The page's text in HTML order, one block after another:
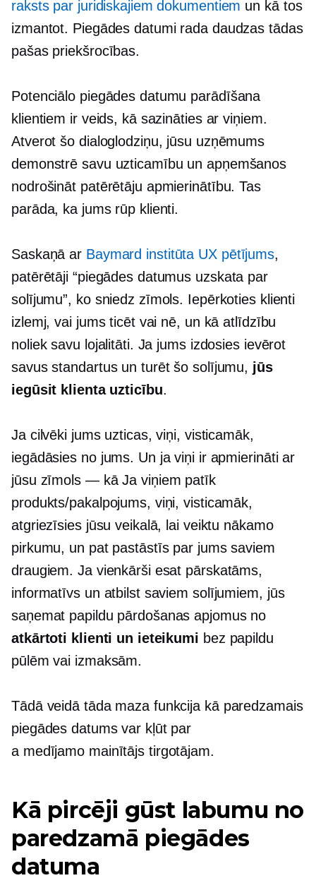
raksts par juridiskajiem dokumentiem un kā tos
izmantot. Piegādes datumi rada daudzas tādas
pašas priekšrocības.
Potenciālo piegādes datumu parādīšana
klientiem ir veids, kā sazināties ar viņiem.
Atverot šo dialoglodziņu, jūsu uzņēmums
demonstrē savu uzticamību un apņemšanos
nodrošināt patērētāju apmierinātību. Tas
parāda, ka jums rūp klienti.
Saskaņā ar Baymard institūta UX pētījums,
patērētāji “piegādes datumus uzskata par
solījumu”, ko sniedz zīmols. Iepērkoties klienti
izlemj, vai jums ticēt vai nē, un kā atlīdzību
noliek savu lojalitāti. Ja jums izdosies ievērot
savus standartus un turēt šo solījumu, jūs
iegūsit klienta uzticību.
Ja cilvēki jums uzticas, viņi, visticamāk,
iegādāsies no jums. Un ja viņi ir apmierināti ar
jūsu zīmols — kāJa viņiem patīk
produkts/pakalpojums, viņi, visticamāk,
atgriezīsies jūsu veikalā, lai veiktu nākamo
pirkumu, un pat pastāstīs par jums saviem
draugiem. Ja vienkārši esat pārskatāms,
informatīvs un atbilst saviem solījumiem, jūs
saņemat papildu pārdošanas apjomus no
atkārtoti klienti un ieteikumi bez papildu
pūlēm vai izmaksām.
Tādā veidā tāda maza funkcija kā paredzamais
piegādes datums var kļūt par
a medījamo mainītājs tirgotājam.
Kā pircēji gūst labumu no
paredzamā piegādes
datuma